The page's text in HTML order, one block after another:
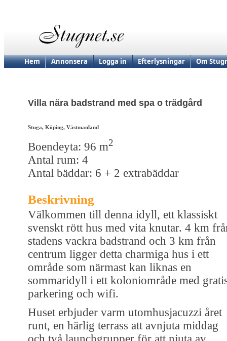
Hem Annonsera Logga in Efterlysningar Om
Villa nära badstrand med spa o trädgård
Stuga, Köping, Västmanland
Boendeyta: 96 m2
Antal rum: 4
Antal bäddar: 6 + 2 extrabäddar
Beskrivning
Välkommen till denna idyll, ett klassiskt
svenskt rött hus med vita knutar. 4 km
stadens vackra badstrand och 3 km från
centrum ligger detta charmiga hus i ett
område som närmast kan liknas en
sommaridyll i ett koloniområde med
parkering och wifi.
Huset erbjuder varm utomhusjacuzzi året
runt, en härlig terrass att avnjuta middag